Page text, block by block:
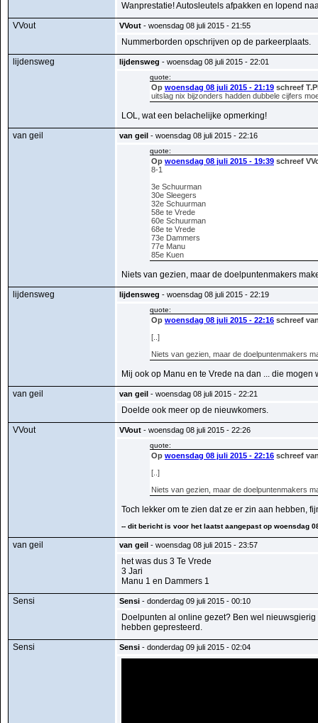
Wanprestatie! Autosleutels afpakken en lopend
VVout
VVout - woensdag 08 juli 2015 - 21:55
Nummerborden opschrijven op de parkeerplaats.
lijdensweg
lijdensweg - woensdag 08 juli 2015 - 22:01
quote:
Op woensdag 08 juli 2015 - 21:19 schreef
uitslag nix bijzonders hadden dubbele cijfers
LOL, wat een belachelijke opmerking!
van geil
van geil - woensdag 08 juli 2015 - 22:16
quote:
Op woensdag 08 juli 2015 - 19:39 schreef
8-1
3e Schuurman
30e Sleegers
32e Schuurman
58e te Vrede
60e Schuurman
68e te Vrede
73e Dammers
77e Manu
85e Kuen
Niets van gezien, maar de doelpuntenmakers
lijdensweg
lijdensweg - woensdag 08 juli 2015 - 22:19
quote:
Op woensdag 08 juli 2015 - 22:16 schreef
[..]
Niets van gezien, maar de doelpuntenmakers
Mij ook op Manu en te Vrede na dan ... die mogen
van geil
van geil - woensdag 08 juli 2015 - 22:21
Doelde ook meer op de nieuwkomers.
VVout
VVout - woensdag 08 juli 2015 - 22:26
quote:
Op woensdag 08 juli 2015 - 22:16 schreef
[..]
Niets van gezien, maar de doelpuntenmakers
Toch lekker om te zien dat ze er zin aan hebben,
-- dit bericht is voor het laatst aangepast op woensdag
van geil van geil - woensdag 08 juli 2015 - 23:57
het was dus 3 Te Vrede
3 Jari
Manu 1 en Dammers 1
Sensi
Sensi - donderdag 09 juli 2015 - 00:10
Doelpunten al online gezet? Ben wel
hebben gepresteerd.
Sensi
Sensi - donderdag 09 juli 2015 - 02:04